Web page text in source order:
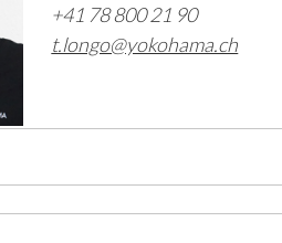
+41 78 800 21 90
t.longo@yokohama.ch